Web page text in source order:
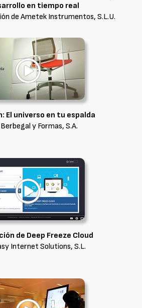
en tiempo real
de Ametek Instrumentos, S.L.U.
El universo en tu espalda
y Formas, S.A.
de Deep Freeze Cloud
Internet Solutions, S.L.